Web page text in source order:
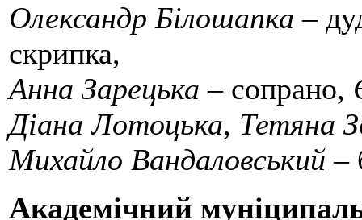
Олександр Білошапка –
скрипка,
Анна Зарецька – сопрано,
Діана Лотоцька, Тетяна
Михайло Вандаловський –
Академічний